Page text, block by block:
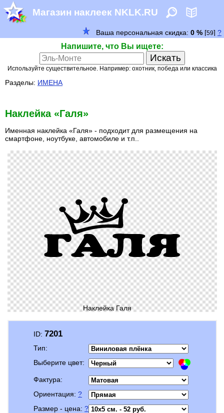
Магазин наклеек NKLK.RU
Напишите, что Вы ищете:
Используйте существительное. Например: охотник, победа или классика
Разделы: ИМЕНА
Наклейка «Галя»
Именная наклейка «Галя» - подходит для размещения на
смартфоне, ноутбуке, автомобиле и т.п..
Наклейка Галя
ID: 7201
Тип:
Выберите цвет:
Фактура:
Ориентация: ?
Размер - цена: ?